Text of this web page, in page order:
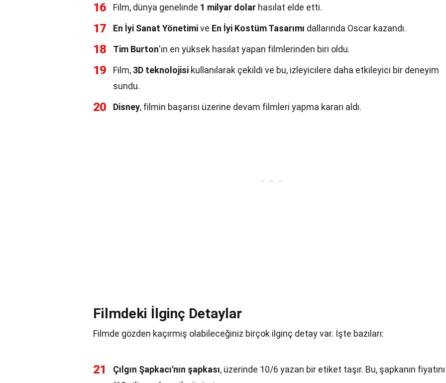
16 Film, dünya genelinde 1 milyar dolar hasılat elde etti.
17 En İyi Sanat Yönetimive En İyi Kostüm Tasarımı dallarında Oscar kazandı.
18 Tim Burton'ın en yüksek hasılat yapan filmlerinden biri oldu.
19 Film, 3D teknolojisi kullanılarak çekildi ve bu, izleyicilere daha etkileyici bir deneyim
sundu.
20 Disney, filmin başarısı üzerine devam filmleri yapma kararı aldı.
Filmdeki İlginç Detaylar
Filmde gözden kaçırmış olabileceğiniz birçok ilginç detay var. İşte bazıları:
21 Çılgın Şapkacı'nın şapkası, üzerinde 10/6 yazan bir etiket taşır. Bu, şapkanın fiyatını